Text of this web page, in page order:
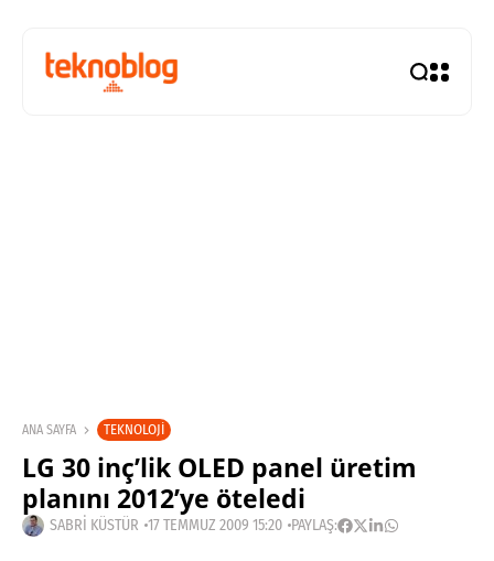
ANA SAYFA TEKNOLOJI
LG 30 inç’lik OLED panel üretim
planını 2012’ye öteledi
SABRI KÜSTÜR 17 TEMMUZ 2009 15:20 PAYLAŞ: